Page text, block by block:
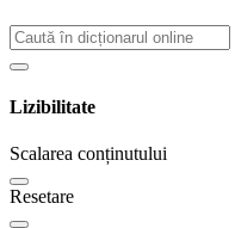
Lizibilitate
Scalarea conținutului
Resetare